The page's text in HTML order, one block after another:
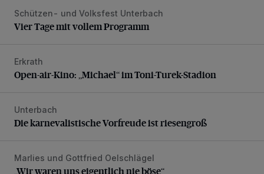
Vier Tage mit vollem Programm
Schützen- und Volksfest Unterbach
Vier Tage mit vollem Programm
Open-air-Kino: „Michael“ im Toni-Turek-Stadion
Erkrath
Open-air-Kino: „Michael“ im Toni-Turek-Stadion
Die karnevalistische Vorfreude ist riesengroß
Unterbach
Die karnevalistische Vorfreude ist riesengroß
„Wir waren uns eigentlich nie böse“
Marlies und Gottfried Oelschlägel
„Wir waren uns eigentlich nie böse“